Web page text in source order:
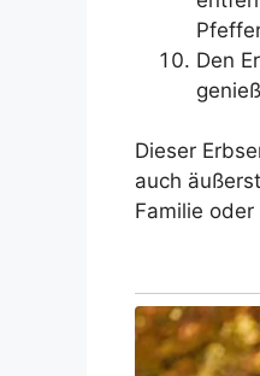
Den
Dieser
auch
Familie